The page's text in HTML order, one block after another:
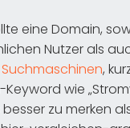
eine Domain,
Nutzer als
Suchmaschinen,
Keyword wie
zu merken